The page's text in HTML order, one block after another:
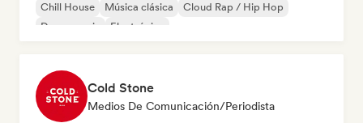
Chill House
Música clásica
Cloud Rap / Hip Hop
Dance music
Electrónica
Cold Stone
Medios De Comunicación/Periodista